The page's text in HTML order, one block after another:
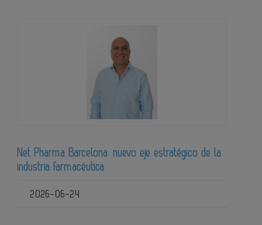
Net Pharma Barcelona: nuevo eje estratégico de la
industria farmacéutica
2026-06-24